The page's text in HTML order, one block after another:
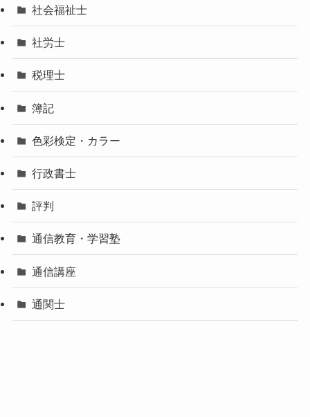
社会福祉士
社労士
税理士
簿記
色彩検定・カラー
行政書士
評判
通信教育・学習塾
通信講座
通関士